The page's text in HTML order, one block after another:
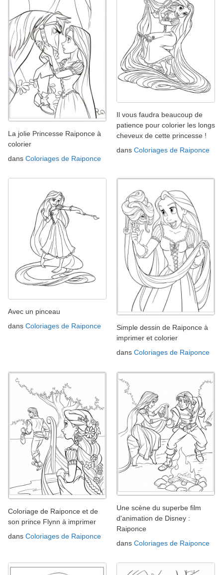
La jolie Princesse Raiponce à
colorier
dans Coloriages de Raiponce
Il vous faudra beaucoup de
patience pour colorier les longs
cheveux de cette princesse !
dans Coloriages de Raiponce
Avec un pinceau
dans Coloriages de Raiponce
Simple dessin de Raiponce à
imprimer et colorier
dans Coloriages de Raiponce
Coloriage de Raiponce et de
son prince Flynn à imprimer
dans Coloriages de Raiponce
Une scène du superbe film
d'animation de Disney :
Raiponce
dans Coloriages de Raiponce